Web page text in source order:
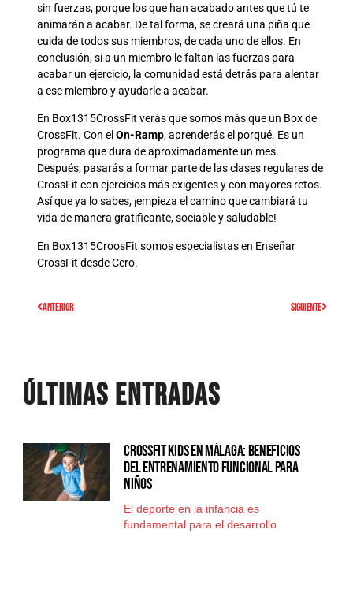
sin fuerzas, porque los que han acabado antes que tú te
animarán a acabar. De tal forma, se creará una piña que
cuida de todos sus miembros, de cada uno de ellos. En
conclusión, si a un miembro le faltan las fuerzas para
acabar un ejercicio, la comunidad está detrás para alentar
a ese miembro y ayudarle a acabar.
En Box1315CrossFit verás que somos más que un Box de
CrossFit. Con elOn-Ramp, aprenderás el porqué. Es un
programa que dura de aproximadamente un mes.
Después, pasarás a formar parte de las clases regulares de
CrossFit con ejercicios más exigentes y con mayores retos.
Así que ya lo sabes, ¡empieza el camino que cambiará tu
vida de manera gratificante, sociable y saludable!
En Box1315CroosFit somos especialistas en Enseñar
CrossFit desde Cero.
ANTERIOR SIGUIENTE
Últimas Entradas
CrossFit Kids en Málaga: beneficios
del entrenamiento funcional para
niños
El deporte en la infancia es
fundamental para el desarrollo